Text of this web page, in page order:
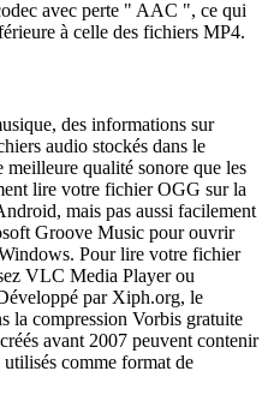
avec perte " AAC ", ce qui
à celle des fichiers MP4.
des informations sur
audio stockés dans le
qualité sonore que les
lire votre fichier OGG sur la
mais pas aussi facilement
Groove Music pour ouvrir
Pour lire votre fichier
VLC Media Player ou
par Xiph.org, le
la compression Vorbis gratuite
avant 2007 peuvent contenir
comme format de